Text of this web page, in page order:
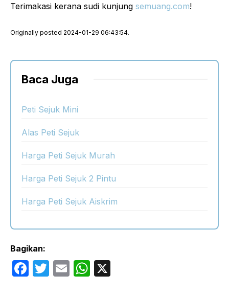
Terimakasi kerana sudi kunjung semuang.com!
Originally posted 2024-01-29 06:43:54.
Baca Juga
Peti Sejuk Mini
Alas Peti Sejuk
Harga Peti Sejuk Murah
Harga Peti Sejuk 2 Pintu
Harga Peti Sejuk Aiskrim
Bagikan:
F
T
E
W